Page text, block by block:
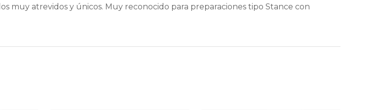
muy atrevidos y únicos. Muy reconocido para preparaciones tipo Stance con